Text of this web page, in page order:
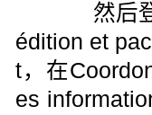
然后登
édition et
t，在
es